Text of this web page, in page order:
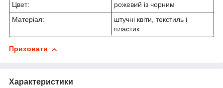
Цвет:
рожевий із чорним
Матеріал:
штучні квіти, текстиль і
пластик
Приховати
Характеристики